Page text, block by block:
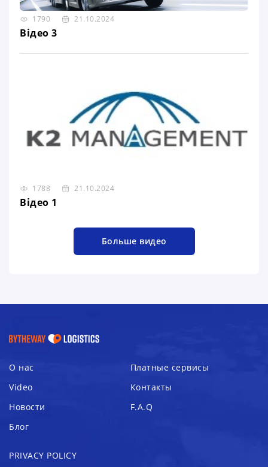
1790 21.10.2024
Відео 3
1788 21.10.2024
Відео 1
Больше видео
О нас
Платные сервисы
Video
Контакты
Новости
F.A.Q
Блог
PRIVACY POLICY